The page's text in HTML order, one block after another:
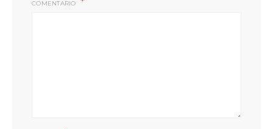
COMENTARIO